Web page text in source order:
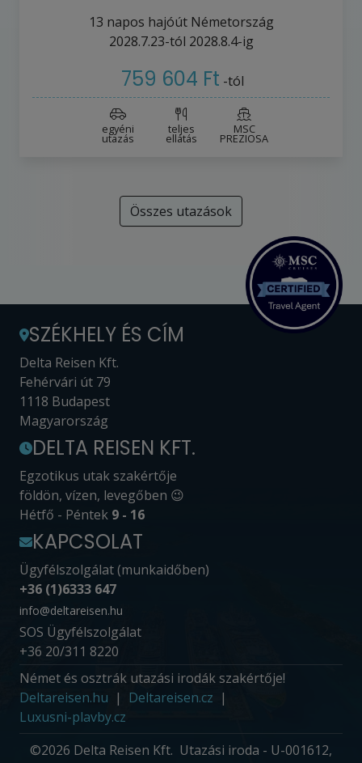
13 napos hajóút Németország
2028.7.23-tól 2028.8.4-ig
759 604 Ft -tól
egyéni
utazás
teljes
ellátás
MSC
PREZIOSA
Összes utazások
SZÉKHELY ÉS CÍM
Delta Reisen Kft.
Fehérvári út 79
1118 Budapest
Magyarország
DELTA REISEN KFT.
Egzotikus utak szakértője
földön, vízen, levegőben 😉
Hétfő - Péntek 9 - 16
KAPCSOLAT
Ügyfélszolgálat (munkaidőben)
+36 (1)6333 647
info@deltareisen.hu
SOS Ügyfélszolgálat
+36 20/311 8220
Német és osztrák utazási irodák szakértője!
Deltareisen.hu
Deltareisen.cz
Luxusni-plavby.cz
©2026 Delta Reisen Kft. Utazási iroda - U-001612,